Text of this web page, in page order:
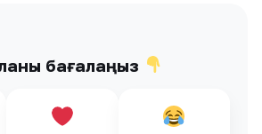
бағалаңыз